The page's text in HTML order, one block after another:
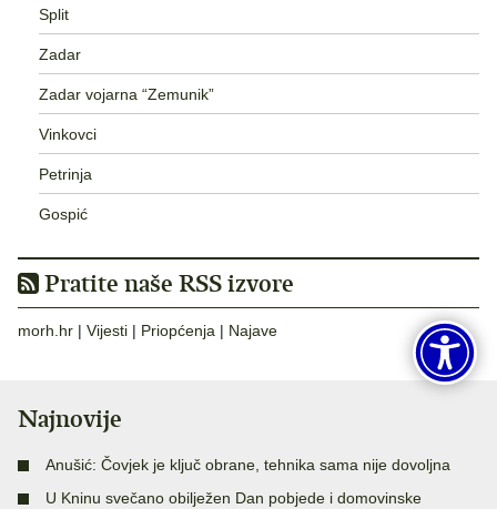
Split
Zadar
Zadar vojarna “Zemunik”
Vinkovci
Petrinja
Gospić
Pratite naše RSS izvore
morh.hr | Vijesti | Priopćenja | Najave
Najnovije
Anušić: Čovjek je ključ obrane, tehnika sama nije dovoljna
U Kninu svečano obilježen Dan pobjede i domovinske